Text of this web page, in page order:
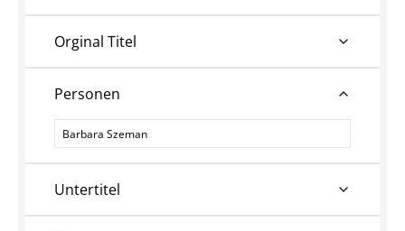
Orginal Titel
Personen
Personen
Untertitel